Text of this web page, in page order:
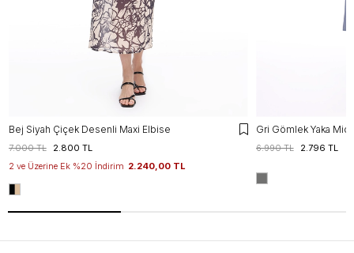
Bej Siyah Çiçek Desenli Maxi Elbise
2.800 TL
7.000 TL
2 ve Üzerine Ek %20 İndirim 2.240,00 TL
Gri Gömlek Yaka
2.796 TL
6.990 TL